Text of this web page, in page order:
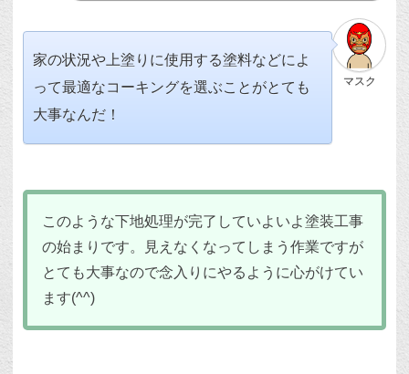
マスク
家の状況や上塗りに使用する塗料などによ
って最適なコーキングを選ぶことがとても
大事なんだ！
このような下地処理が完了していよいよ塗装工事
の始まりです。見えなくなってしまう作業ですが
とても大事なので念入りにやるように心がけてい
ます(^^)